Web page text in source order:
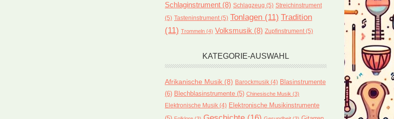
Schlaginstrument (8) Schlagzeug (5) Streichinstrument
(5) Tasteninstrument(5) Tonlagen (11) Tradition
(11) Trommeln (4) Volksmusik (8) Zupfinstrument(5)
KATEGORIE-AUSWAHL
Afrikanische Musik (8) Barockmusik (4) Blasinstrumente
(6) Blechblasinstrumente (5) Chinesische Musik (3)
Elektronische Musik (4) Elektronische Musikinstrumente